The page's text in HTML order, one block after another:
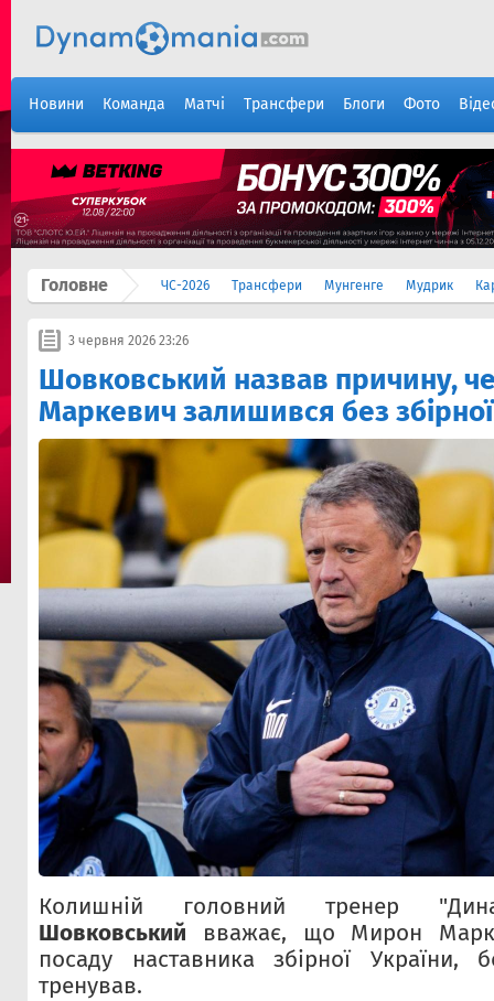
Новини Команда Матчі Трансфери Блоги Фото
Головне ЧС-2026 Трансфери Мунгенге Мудрик
3 червня 2026 23:26
Шовковський назвав причину,
Маркевич залишився без
Колишній головний тренер
Шовковський вважає, що Мирон
посаду наставника збірної
тренував.